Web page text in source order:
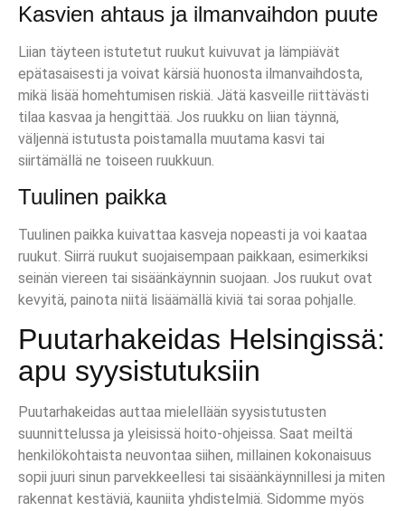
Kasvien ahtaus ja ilmanvaihdon puute
Liian täyteen istutetut ruukut kuivuvat ja lämpiävät
epätasaisesti ja voivat kärsiä huonosta ilmanvaihdosta,
mikä lisää homehtumisen riskiä. Jätä kasveille riittävästi
tilaa kasvaa ja hengittää. Jos ruukku on liian täynnä,
väljennä istutusta poistamalla muutama kasvi tai
siirtämällä ne toiseen ruukkuun.
Tuulinen paikka
Tuulinen paikka kuivattaa kasveja nopeasti ja voi kaataa
ruukut. Siirrä ruukut suojaisempaan paikkaan, esimerkiksi
seinän viereen tai sisäänkäynnin suojaan. Jos ruukut ovat
kevyitä, painota niitä lisäämällä kiviä tai soraa pohjalle.
Puutarhakeidas Helsingissä:
apu syysistutuksiin
Puutarhakeidas auttaa mielellään syysistutusten
suunnittelussa ja yleisissä hoito-ohjeissa. Saat meiltä
henkilökohtaista neuvontaa siihen, millainen kokonaisuus
sopii juuri sinun parvekkeellesi tai sisäänkäynnillesi ja miten
rakennat kestäviä, kauniita yhdistelmiä. Sidomme myös